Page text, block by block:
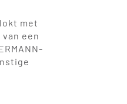
met
een